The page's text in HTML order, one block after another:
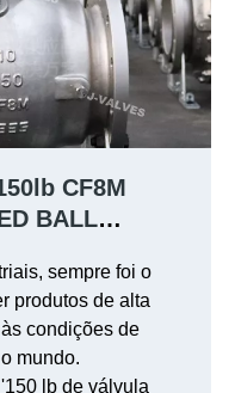
CF8M
BALL
sempre foi o
produtos de alta
condições de
mundo.
lb de válvula